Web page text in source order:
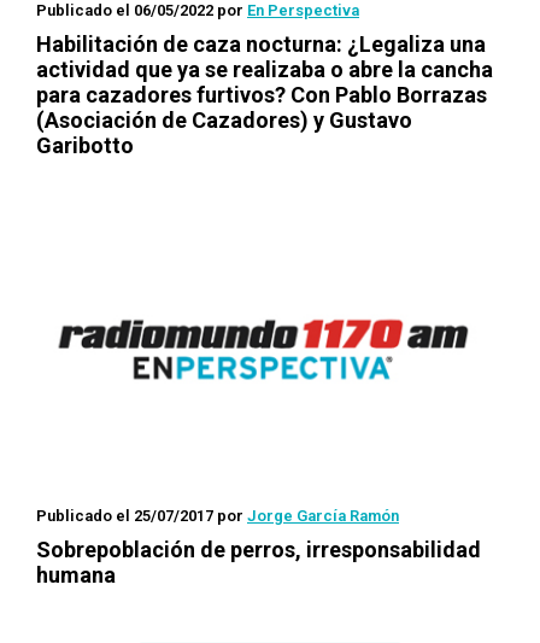
Publicado el 06/05/2022 por En Perspectiva
Habilitación de caza nocturna: ¿Legaliza una
actividad que ya se realizaba o abre la cancha
para cazadores furtivos? Con Pablo Borrazas
(Asociación de Cazadores) y Gustavo
Garibotto
Publicado el 25/07/2017 por Jorge García Ramón
Sobrepoblación de perros, irresponsabilidad
humana